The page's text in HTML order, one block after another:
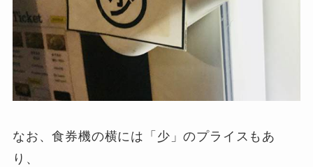
なお、食券機の横には「少」のプライスもあ
り、